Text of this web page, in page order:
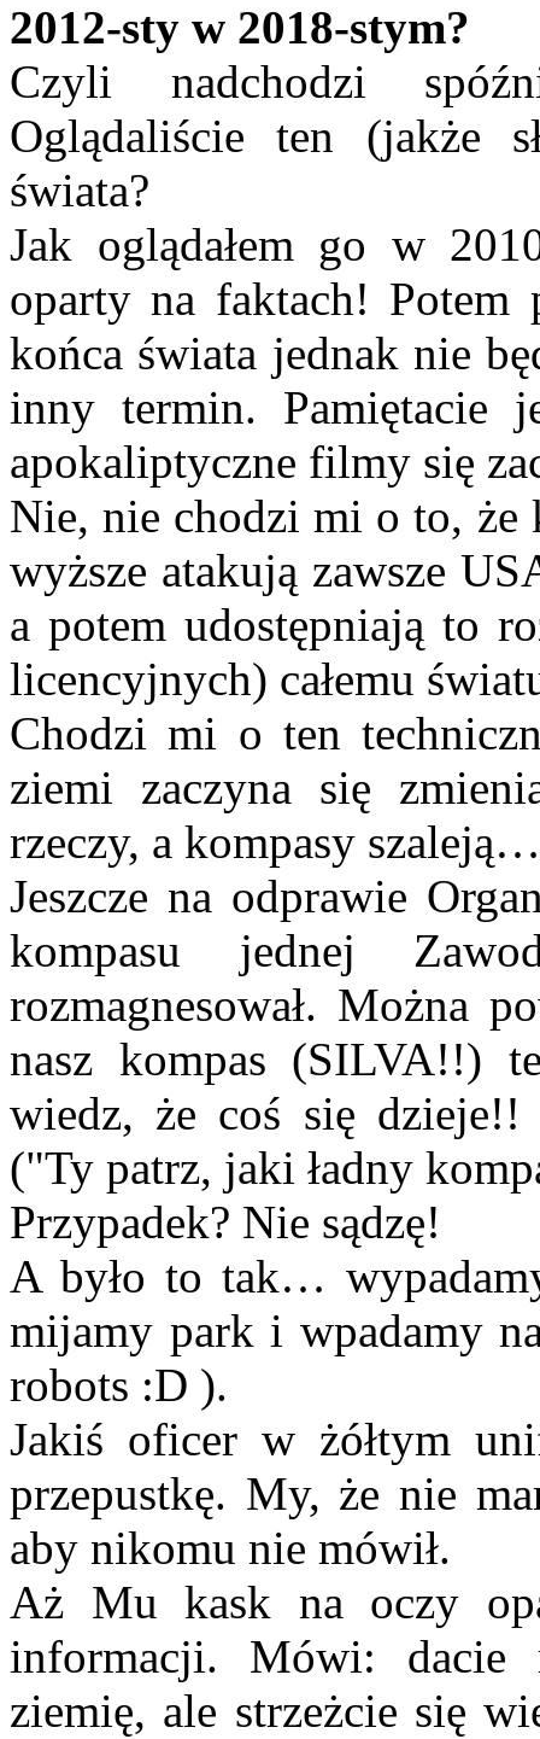
2012-sty w 2018-stym?
Czyli nadchodzi
Oglądaliście ten (jakże
świata?
Jak oglądałem go w
oparty na faktach! Potem
końca świata jednak nie
inny termin. Pamiętacie
apokaliptyczne filmy się
Nie, nie chodzi mi o to, że
wyższe atakują zawsze
a potem udostępniają to
licencyjnych) całemu
Chodzi mi o ten
ziemi zaczyna się
rzeczy, a kompasy szaleją…
Jeszcze na odprawie
kompasu jednej
rozmagnesował. Można
nasz kompas (SILVA!!)
wiedz, że coś się dzieje!!
("Ty patrz, jaki ładny
Przypadek? Nie sądzę!
A było to tak…
mijamy park i wpadamy
robots :D ).
Jakiś oficer w żółtym
przepustkę. My, że nie
aby nikomu nie mówił.
Aż Mu kask na oczy
informacji. Mówi: dacie
ziemię, ale strzeżcie się